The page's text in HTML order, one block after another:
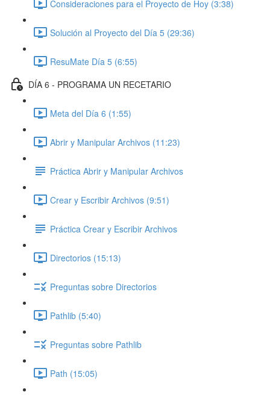
Consideraciones para el Proyecto de Hoy (3:38)
Solución al Proyecto del Día 5 (29:36)
ResuMate Día 5 (6:55)
DÍA 6 - PROGRAMA UN RECETARIO
Meta del Día 6 (1:55)
Abrir y Manipular Archivos (11:23)
Práctica Abrir y Manipular Archivos
Crear y Escribir Archivos (9:51)
Práctica Crear y Escribir Archivos
Directorios (15:13)
Preguntas sobre Directorios
Pathlib (5:40)
Preguntas sobre Pathlib
Path (15:05)